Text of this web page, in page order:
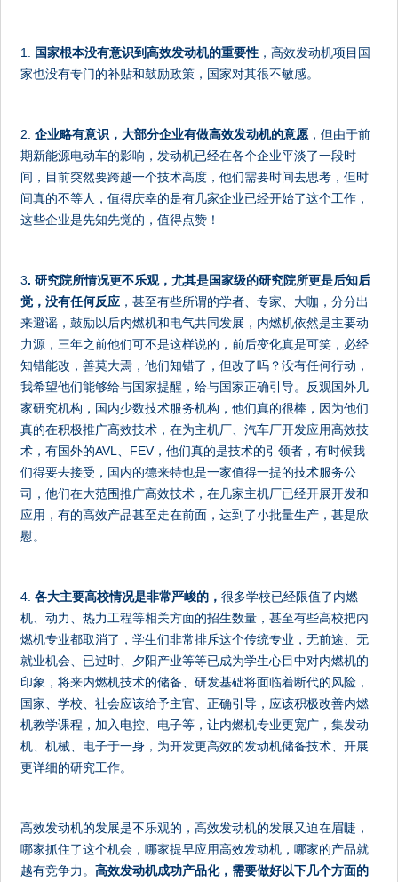
1. 国家根本没有意识到高效发动机的重要性 ，高效发动机项目国
家也没有专门的补贴和鼓励政策，国家对其很不敏感。
2.企业略有意识，大部分企业有做高效发动机的意愿 ，但由于前
期新能源电动车的影响，发动机已经在各个企业平淡了一段时
间，目前突然要跨越一个技术高度，他们需要时间去思考，但时
间真的不等人，值得庆幸的是有几家企业已经开始了这个工作，
这些企业是先知先觉的，值得点赞！
3. 研究院所情况更不乐观，尤其是国家级的研究院所更是后知后
觉，没有任何反应 ，甚至有些所谓的学者、专家、大咖，分分出
来避谣，鼓励以后内燃机和电气共同发展，内燃机依然是主要动
力源，三年之前他们可不是这样说的，前后变化真是可笑，必经
知错能改，善莫大焉，他们知错了，但改了吗？没有任何行动，
我希望他们能够给与国家提醒，给与国家正确引导。反观国外几
家研究机构，国内少数技术服务机构，他们真的很棒，因为他们
真的在积极推广高效技术，在为主机厂、汽车厂开发应用高效技
术，有国外的AVL、FEV，他们真的是技术的引领者，有时候我
们得要去接受，国内的德来特也是一家值得一提的技术服务公
司，他们在大范围推广高效技术，在几家主机厂已经开展开发和
应用，有的高效产品甚至走在前面，达到了小批量生产，甚是欣
慰。
4.各大主要高校情况是非常严峻的，很多学校已经限值了内燃
机、动力、热力工程等相关方面的招生数量，甚至有些高校把内
燃机专业都取消了，学生们非常排斥这个传统专业，无前途、无
就业机会、已过时、夕阳产业等等已成为学生心目中对内燃机的
印象，将来内燃机技术的储备、研发基础将面临着断代的风险，
国家、学校、社会应该给予主官、正确引导，应该积极改善内燃
机教学课程，加入电控、电子等，让内燃机专业更宽广，集发动
机、机械、电子于一身，为开发更高效的发动机储备技术、开展
更详细的研究工作。
高效发动机的发展是不乐观的，高效发动机的发展又迫在眉睫，
哪家抓住了这个机会，哪家提早应用高效发动机，哪家的产品就
越有竞争力。高效发动机成功产品化，需要做好以下几个方面的